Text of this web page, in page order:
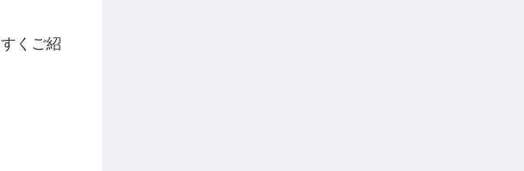
くご紹